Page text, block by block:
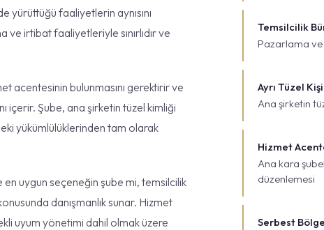
yürüttüğü faaliyetlerin aynısını
irtibat faaliyetleriyle sınırlıdır ve
acentesinin bulunmasını gerektirir ve
içerir. Şube, ana şirketin tüzel kimliği
yükümlülüklerinden tam olarak
uygun seçeneğin şube mi, temsilcilik
danışmanlık sunar. Hizmet
uyum yönetimi dahil olmak üzere
Temsilcilik
Pazarlama
Ayrı Tüzel
Ana şirketin
Hizmet
Ana kara
düzenlemesi
Serbest